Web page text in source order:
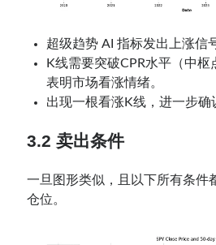
超级趋势 AI 指标发出上涨信
K线需要突破CPR水平（中
表明市场看涨情绪。
出现一根看涨K线，进一步确
3.2 卖出条件
一旦图形类似，且以下所有条件
仓位。